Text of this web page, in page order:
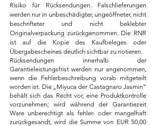
Risiko für Rücksendungen. Falschlieferungen
werden nur in unbeschädigter, ungeöffneter, nicht
beschrifteter und nicht beklebter
Originalverpackung zurückgenommen. Die RNR
ist auf die Kopie des Kaufbeleges oder
Übergabescheines deutlich sichtbar zu notieren.
Rücksendungen innerhalb der
Garantieleistungsfrist werden nur angenommen,
wenn die Fehlerbeschreibung vorab mitgeteilt
worden ist. Die „Miyuca der Castagnaro Jasmin“
behält sich das Recht vor, eine Produktkontrolle
vorzunehmen; wird während der Garantiezeit
Ware unberechtigt als fehler- oder mangelhaft
zurückgesandt, wird die Summe von EUR 50,00